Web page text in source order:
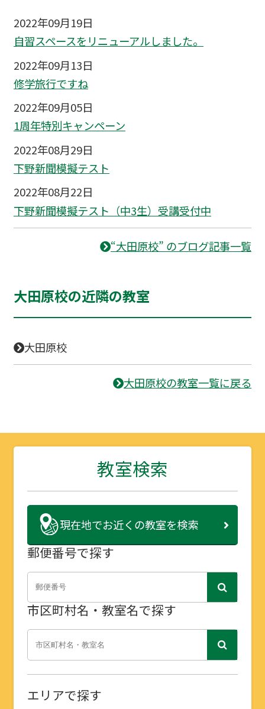
2022年09月19日
自習スペースをリニューアルしました。
2022年09月13日
修学旅行ですね
2022年09月05日
1周年特別キャンペーン
2022年08月29日
下野新聞模擬テスト
2022年08月22日
下野新聞模擬テスト（中3生）受講受付中
“大田原校” のブログ記事一覧
大田原校の近隣の教室
大田原校
大田原校の教室一覧に戻る
教室検索
現在地でお近くの教室を検索
郵便番号で探す
市区町村名・教室名で探す
エリアで探す